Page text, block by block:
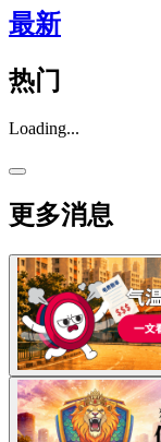
最新
热门
Loading...
更多消息